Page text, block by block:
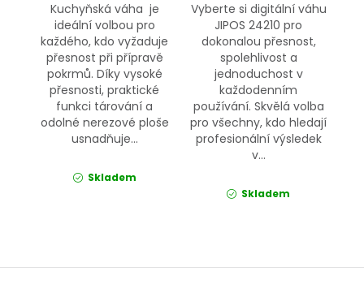
Kuchyňská váha je
ideální volbou pro
každého, kdo vyžaduje
přesnost při přípravě
pokrmů. Díky vysoké
přesnosti, praktické
funkci tárování a
odolné nerezové ploše
usnadňuje...
Skladem
Vyberte si digitální váhu
JIPOS 24210 pro
dokonalou přesnost,
spolehlivost a
jednoduchost v
každodenním
používání. Skvělá volba
pro všechny, kdo hledají
profesionální výsledek
v...
Skladem